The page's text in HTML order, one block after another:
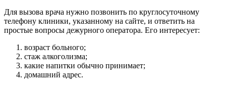
Для вызова врача нужно позвонить по круглосуточному
телефону клиники, указанному на сайте, и ответить на
простые вопросы дежурного оператора. Его интересует:
возраст больного;
стаж алкоголизма;
какие напитки обычно принимает;
домашний адрес.